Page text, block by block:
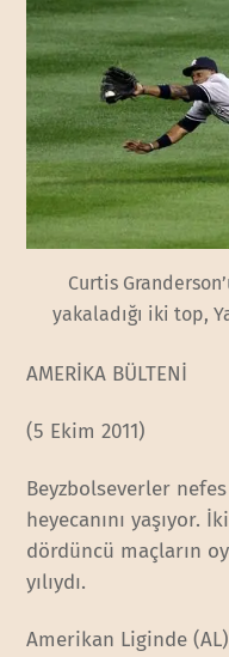
Curtis
yakaladığı iki top,
AMERİKA BÜLTENİ
(5 Ekim 2011)
Beyzbolseverler
heyecanını yaşıyor.
dördüncü maçların
yılıydı.
Amerikan Liginde